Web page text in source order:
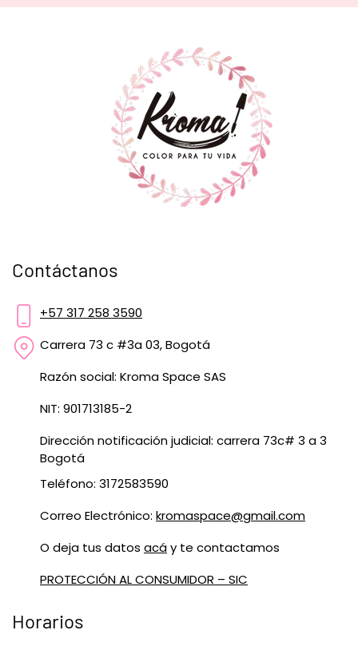
Contáctanos
+57 317 258 3590
Carrera 73 c #3a 03, Bogotá
Razón social: Kroma Space SAS
NIT: 901713185-2
Dirección notificación judicial: carrera 73c# 3 a 3
Bogotá
Teléfono: 3172583590
Correo Electrónico: kromaspace@gmail.com
O deja tus datos acáy te contactamos
PROTECCIÓN AL CONSUMIDOR – SIC
Horarios